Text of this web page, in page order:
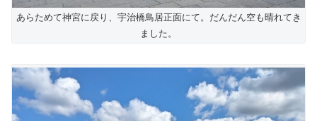
あらためて神宮に戻り、宇治橋鳥居正面にて。だんだん空も晴れてき
ました。